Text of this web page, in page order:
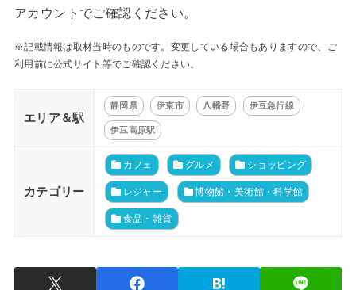
アカウントでご確認ください。
※記載情報は取材当時のものです。変更している場合もありますので、ご
利用前に公式サイト等でご確認ください。
エリア＆駅
静岡県 伊東市 八幡野 伊豆急行線
伊豆高原駅
カテゴリー
カフェ グルメ ショッピング
レジャー 博物館・美術館・科学館
食品・雑貨